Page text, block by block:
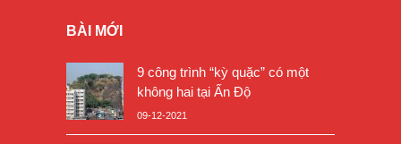
BÀI MỚI
9 công trình “kỳ quặc” có một
không hai tại Ấn Độ
09-12-2021